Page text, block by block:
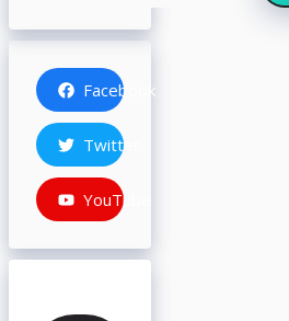
Facebook
Twitter
YouTube